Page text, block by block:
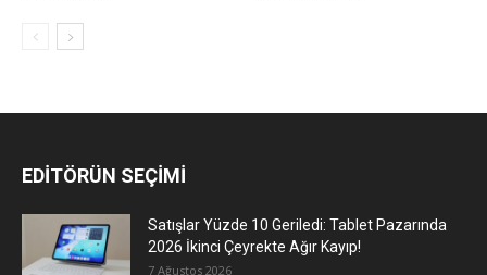
EDİTÖRÜN SEÇİMİ
Satışlar Yüzde 10 Geriledi: Tablet Pazarında
2026 İkinci Çeyrekte Ağır Kayıp!
7 Ağustos 2026